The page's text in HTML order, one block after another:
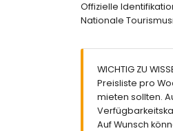
Außendusche
Weitere
Nächste
Nächster
Nächster
Öffentliche
Rauchen ist
Offizielle
Nationale
WICHTIG ZU
Preisliste pro
mieten sollten.
Auf Wunsch